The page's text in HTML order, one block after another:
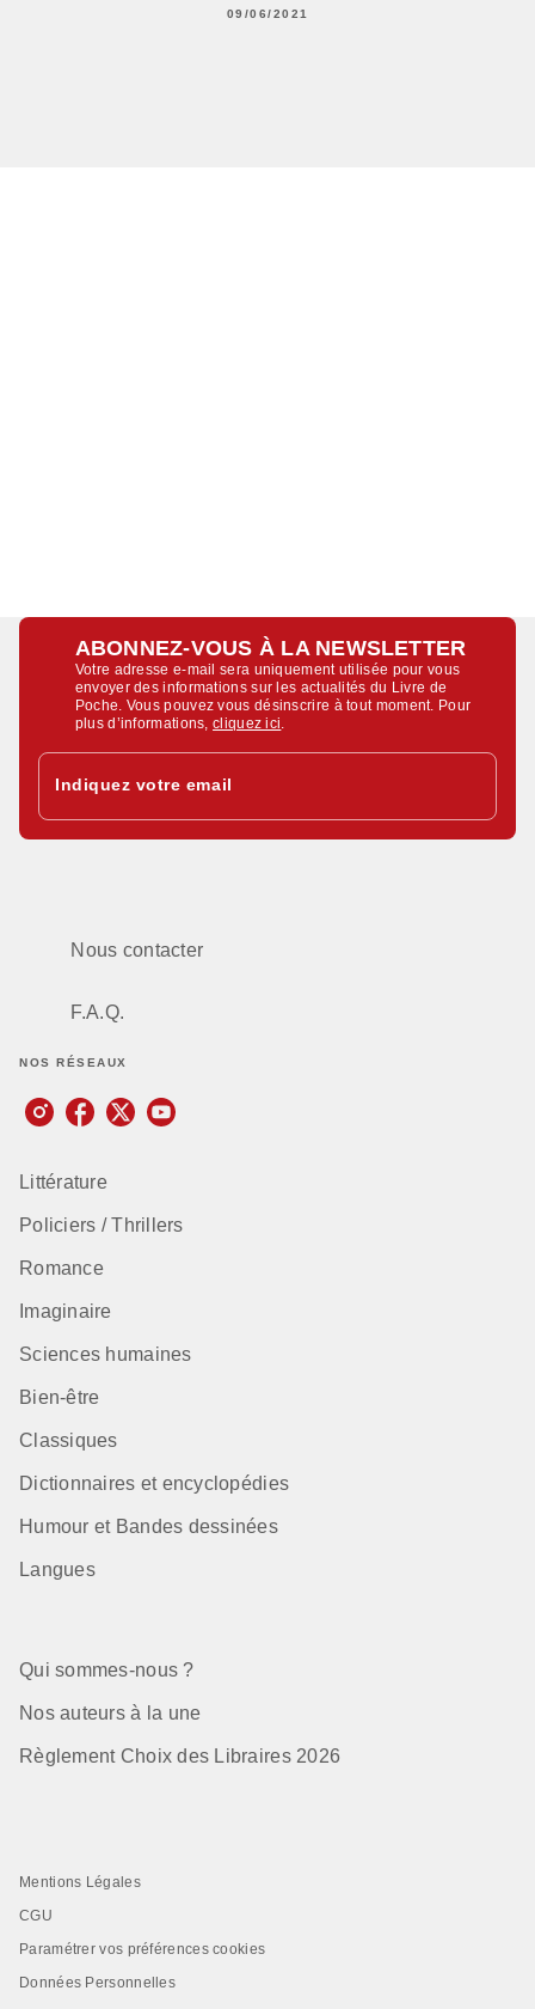
09/06/2021
ABONNEZ-VOUS À LA NEWSLETTER
Votre adresse e-mail sera uniquement utilisée pour vous
envoyer des informations sur les actualités du Livre de
Poche. Vous pouvez vous désinscrire à tout moment. Pour
plus d’informations,cliquez ici
Indiquez votre email
Nous contacter
F.A.Q.
NOS RÉSEAUX
Littérature
Policiers / Thrillers
Romance
Imaginaire
Sciences humaines
Bien-être
Classiques
Dictionnaires et encyclopédies
Humour et Bandes dessinées
Langues
Qui sommes-nous ?
Nos auteurs à la une
Règlement Choix des Libraires 2026
Mentions Légales
CGU
Paramétrer vos préférences cookies
Données Personnelles